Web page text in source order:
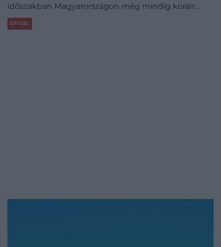
időszakban Magyarországon még mindig korán…
ÚTI CÉL